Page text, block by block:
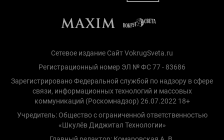
Сетевое издание Сайт VokrugSveta.ru
Регистрационный номер ЭЛ № ФС 77 - 83686
Зарегистрировано Федеральной службой по надзору в сфере
связи, информационных технологий и массовых
коммуникаций (Роскомнадзор) 26.07.2022 18+
Учредитель: Общество с ограниченной ответственностью
«Шкулёв Диджитал Технологии»